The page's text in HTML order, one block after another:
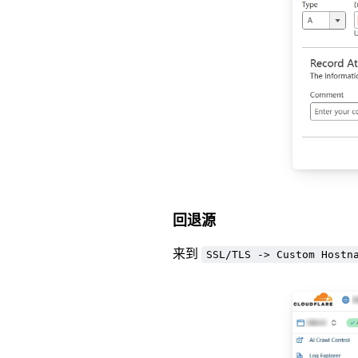
回退源
来到 SSL/TLS -> Custom